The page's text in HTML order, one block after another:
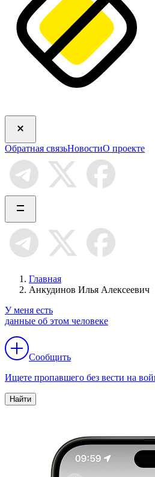
Обратная связьНовостиО проекте
Главная
Анкудинов Илья Алексеевич
У меня есть
данные об этом человеке
Сообщить
Ищете пропавшего без вести на
Найти